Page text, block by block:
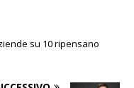
su 10 ripensano